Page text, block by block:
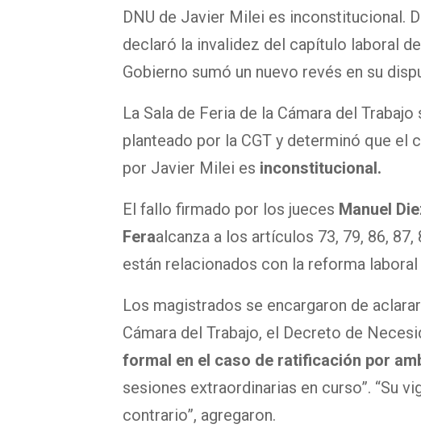
DNU de Javier Milei es inconstitucional.
declaró la invalidez del capítulo laboral
Gobierno sumó un nuevo revés en su
La Sala de Feria de la Cámara del
planteado por la CGT y determinó que el
por Javier Milei es inconstitucional.
El fallo firmado por los jueces Manuel
Feraalcanza a los artículos 73, 79, 86,
están relacionados con la reforma
Los magistrados se encargaron de
Cámara del Trabajo, el Decreto de
formal en el caso de ratificación por
sesiones extraordinarias en curso”. “Su
contrario”, agregaron.